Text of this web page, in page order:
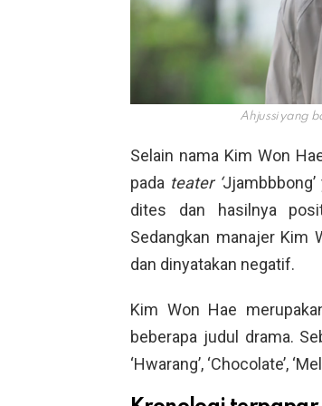
Ahjussi yang
Selain nama Kim Won
pada teater ‘
dites dan hasilnya
Sedangkan manajer Kim
dan dinyatakan negatif.
Kim Won Hae
beberapa judul drama.
‘Hwarang’, ‘Chocolate’,